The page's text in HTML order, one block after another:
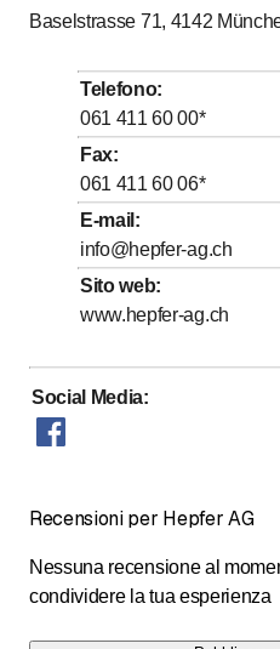
Martedì
8:
Mercoledì
Giovedì
Venerdì
Sabato
Domenica
Baselstrasse 71, 4142
Telefono:
061 411 60 00*
Fax:
061 411 60 06*
E-mail :
info@hepfer-ag.ch
Sito web:
www.hepfer-ag.ch
Social Media:
Recensioni per Hepfer AG
Nessuna recensione al
condividere la tua esperienza